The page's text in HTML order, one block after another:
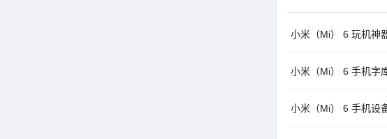
小米（Mi） 6 玩机神
小米（Mi） 6 手机字
小米（Mi） 6 手机设